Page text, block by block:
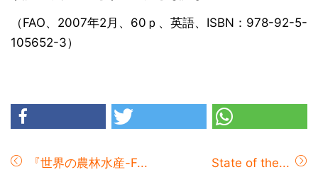
（FAO、2007年2月、60ｐ、英語、ISBN：978-92-5-
105652-3）
『世界の農林水産-F... State of the...